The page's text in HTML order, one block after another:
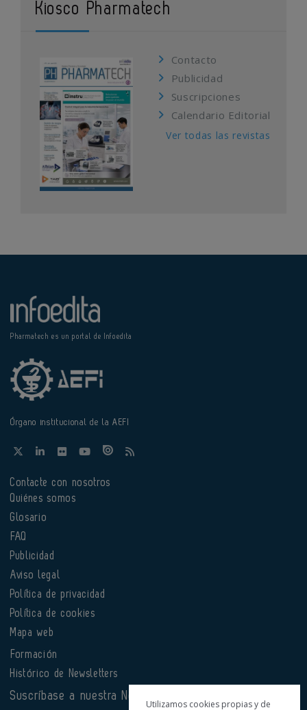
Kiosco Pharmatech
Contacto
Publicidad
Suscripciones
Calendario Editorial
Ver todas las revistas
Pharmatech es un portal de Infoedita
Órgano institucional de la AEFI
Contacte con nosotros
Quiénes somos
Glosario
FAQ
Publicidad
Aviso legal
Política de privacidad
Política de cookies
Mapa web
Formación
Histórico de Newsletters
Suscríbase a nuestra Newsletter
Utilizamos cookies propias y de